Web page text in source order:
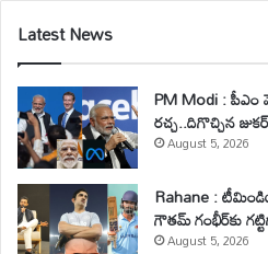
Latest News
PM Modi :
రచ్చ..దిగొచ్చిన
August 5, 2026
Rahane :
గౌతమ్ గంభీర్‌కు
August 5, 2026